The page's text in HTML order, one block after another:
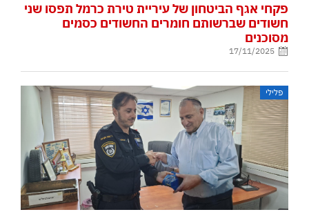
פקחי אגף הביטחון של עיריית טירת כרמל תפסו שני
חשודים שברשותם חומרים החשודים כסמים
מסוכנים
17/11/2025
פלילי